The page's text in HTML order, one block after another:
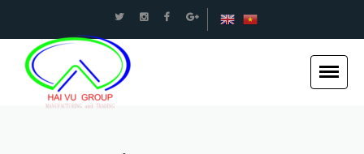
An toàn Giao thông - Kết cấu thép Xây dựng -Hải
Vũ Group